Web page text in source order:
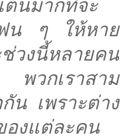
ต้นมากที่จะ
น ๆ ให้หาย
ช่วงนี้หลายคน
พวกเราสาม
กัน เพราะต่าง
องแต่ละคน